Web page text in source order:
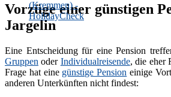
Vorzüge einer günstigen
Jargelin
Eine Entscheidung für eine Pension
Gruppen oder Individualreisende, die eher
Frage hat eine günstige Pension einige
anderen Unterkünften nicht findest: